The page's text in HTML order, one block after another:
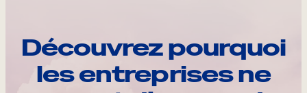
Découvrez pourquoi
les entreprises ne